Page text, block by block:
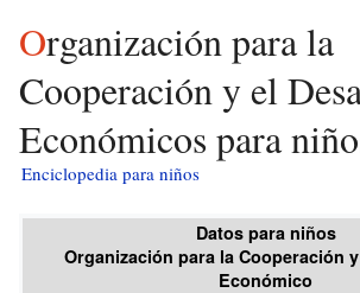
Organización para la
Cooperación y el
Económicos para
Enciclopedia para niños
Datos para niños
Organización para la Cooperación
Económico